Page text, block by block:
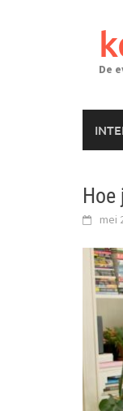
De
mei